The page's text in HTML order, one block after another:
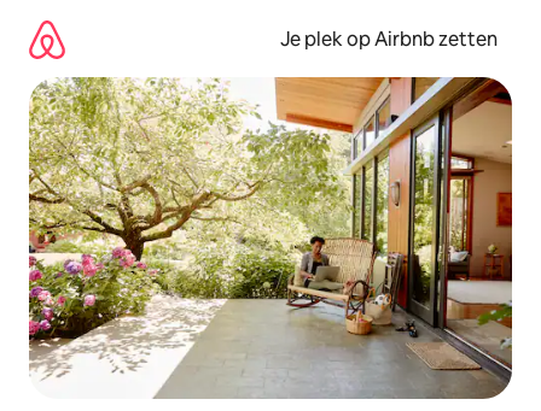
direct
naar
inhoud
Je plek op Airbnb zetten